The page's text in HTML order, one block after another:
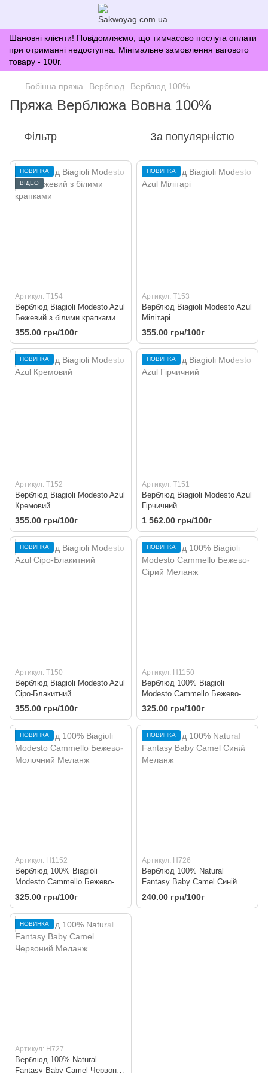
Шановні клієнти! Повідомляємо, що тимчасово послуга оплати
при отриманні недоступна. Мінімальне замовлення вагового
товару - 100г.
Бобінна пряжа Верблюд Верблюд 100%
Пряжа Верблюжа Вовна 100%
Фільтр За популярністю
НОВИНКА
ВІДЕО
Артикул: T154
Верблюд Biagioli Modesto Azul
Бежевий з білими крапками
355.00 грн/100г
НОВИНКА
Артикул: T153
Верблюд Biagioli Modesto Azul
Мілітарі
355.00 грн/100г
НОВИНКА
Артикул: T152
Верблюд Biagioli Modesto Azul
Кремовий
355.00 грн/100г
НОВИНКА
Артикул: T151
Верблюд Biagioli Modesto Azul
Гірчичний
1 562.00 грн/100г
НОВИНКА
Артикул: T150
Верблюд Biagioli Modesto Azul
Сіро-Блакитний
355.00 грн/100г
НОВИНКА
Артикул: H1150
Верблюд 100% Biagioli
Modesto Cammello Бежево-
Сірий Меланж
325.00 грн/100г
НОВИНКА
Артикул: H1152
Верблюд 100% Biagioli
Modesto Cammello Бежево-
Молочний Меланж
325.00 грн/100г
НОВИНКА
Артикул: H726
Верблюд 100% Natural
Fantasy Baby Camel Синій
Меланж
240.00 грн/100г
НОВИНКА
Артикул: H727
Верблюд 100% Natural
Fantasy Baby Camel Червоний